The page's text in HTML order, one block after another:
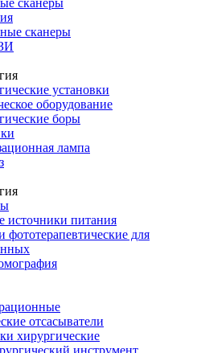
сканеры
сканеры
установки
оборудование
боры
лампа
источники питания
фототерапевтические для
отсасыватели
хирургические
инструмент